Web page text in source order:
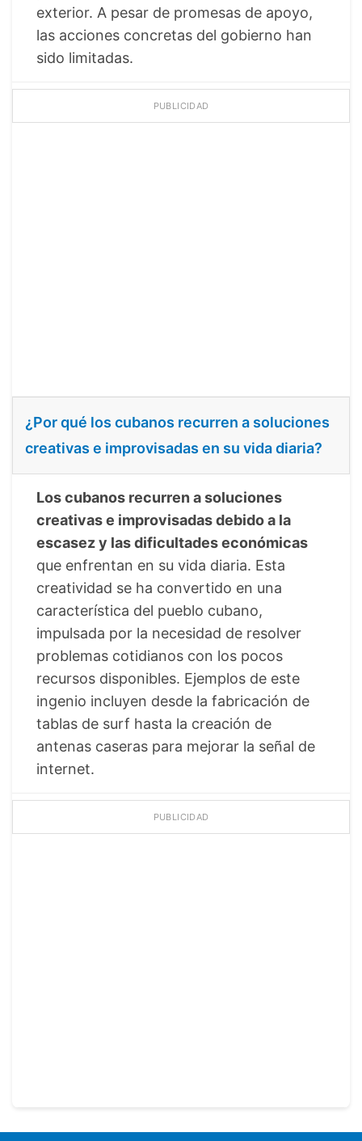
exterior. A pesar de promesas de apoyo,
las acciones concretas del gobierno han
sido limitadas.
PUBLICIDAD
¿Por qué los cubanos recurren a soluciones
creativas e improvisadas en su vida diaria?
Los cubanos recurren a soluciones
creativas e improvisadas debido a la
escasez y las dificultades económicas
que enfrentan en su vida diaria. Esta
creatividad se ha convertido en una
característica del pueblo cubano,
impulsada por la necesidad de resolver
problemas cotidianos con los pocos
recursos disponibles. Ejemplos de este
ingenio incluyen desde la fabricación de
tablas de surf hasta la creación de
antenas caseras para mejorar la señal de
internet.
PUBLICIDAD